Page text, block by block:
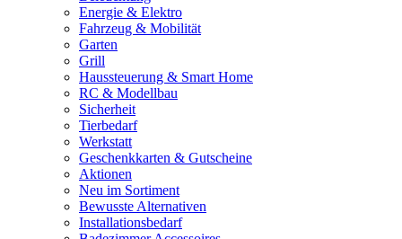
Energie & Elektro
Fahrzeug & Mobilität
Garten
Grill
Haussteuerung & Smart Home
RC & Modellbau
Sicherheit
Tierbedarf
Werkstatt
Geschenkkarten & Gutscheine
Aktionen
Neu im Sortiment
Bewusste Alternativen
Installationsbedarf